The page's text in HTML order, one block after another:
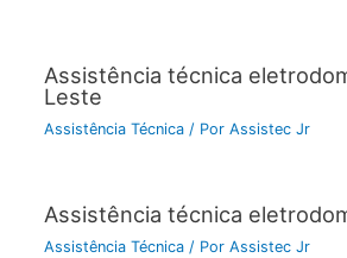
Assistência técnica
Leste
Assistência Técnica/ Por Assistec Jr
Assistência técnica
Assistência Técnica/ Por Assistec Jr